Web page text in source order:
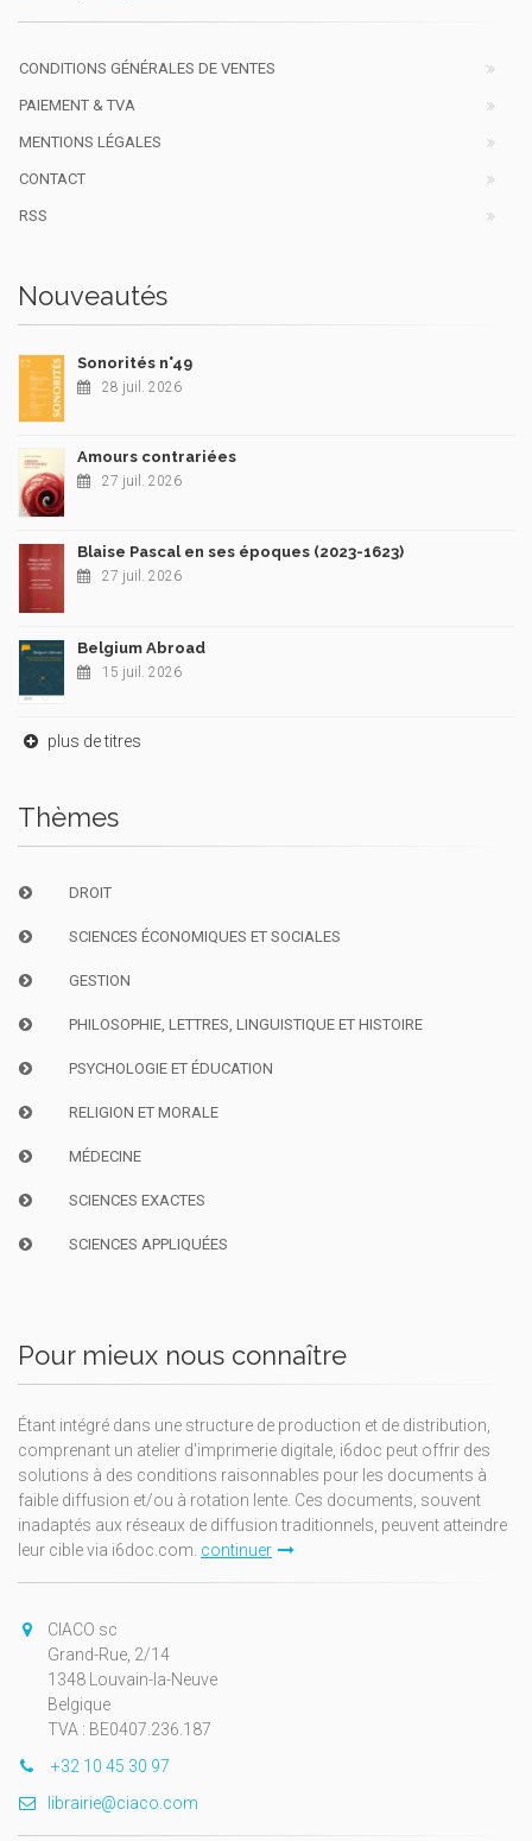
CONDITIONS GÉNÉRALES DE VENTES
PAIEMENT & TVA
MENTIONS LÉGALES
CONTACT
RSS
Nouveautés
Sonorités n°49
28 juil. 2026
Amours contrariées
27 juil. 2026
Blaise Pascal en ses époques (2023-1623)
27 juil. 2026
Belgium Abroad
15 juil. 2026
plus de titres
Thèmes
DROIT
SCIENCES ÉCONOMIQUES ET SOCIALES
GESTION
PHILOSOPHIE, LETTRES, LINGUISTIQUE ET HISTOIRE
PSYCHOLOGIE ET ÉDUCATION
RELIGION ET MORALE
MÉDECINE
SCIENCES EXACTES
SCIENCES APPLIQUÉES
Pour mieux nous connaître
Étant intégré dans une structure de production et de distribution,
comprenant un atelier d'imprimerie digitale, i6doc peut offrir des
solutions à des conditions raisonnables pour les documents à
faible diffusion et/ou à rotation lente. Ces documents, souvent
inadaptés aux réseaux de diffusion traditionnels, peuvent atteindre
leur cible via i6doc.com. continuer
CIACO sc
Grand-Rue, 2/14
1348 Louvain-la-Neuve
Belgique
TVA : BE0407.236.187
+32 10 45 30 97
librairie@ciaco.com